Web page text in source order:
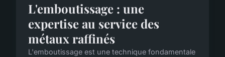
L'emboutissage : une
expertise au service des
métaux raffinés
L'emboutissage est une technique fondamentale